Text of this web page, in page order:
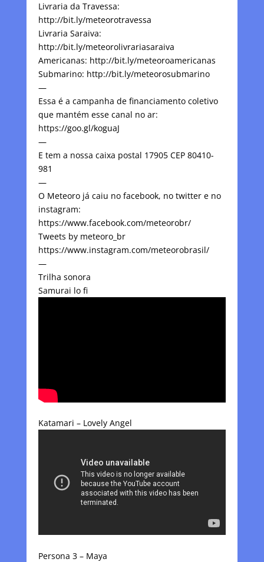
Livraria da Travessa:
http://bit.ly/meteorotravessa
Livraria Saraiva:
http://bit.ly/meteorolivrariasaraiva
Americanas: http://bit.ly/meteoroamericanas
Submarino: http://bit.ly/meteorosubmarino
—
Essa é a campanha de financiamento coletivo
que mantém esse canal no ar:
https://goo.gl/koguaJ
—
E tem a nossa caixa postal 17905 CEP 80410-
981
—
O Meteoro já caiu no facebook, no twitter e no
instagram:
https://www.facebook.com/meteorobr/
Tweets by meteoro_br
https://www.instagram.com/meteorobrasil/
—
Trilha sonora
Samurai lo fi
Katamari – Lovely Angel
Persona 3 – Maya